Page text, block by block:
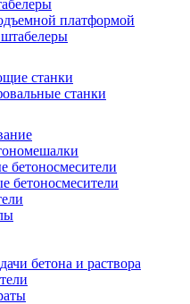
платформой
станки
станки
бетоносмесители
бетоносмесители
бетона и раствора